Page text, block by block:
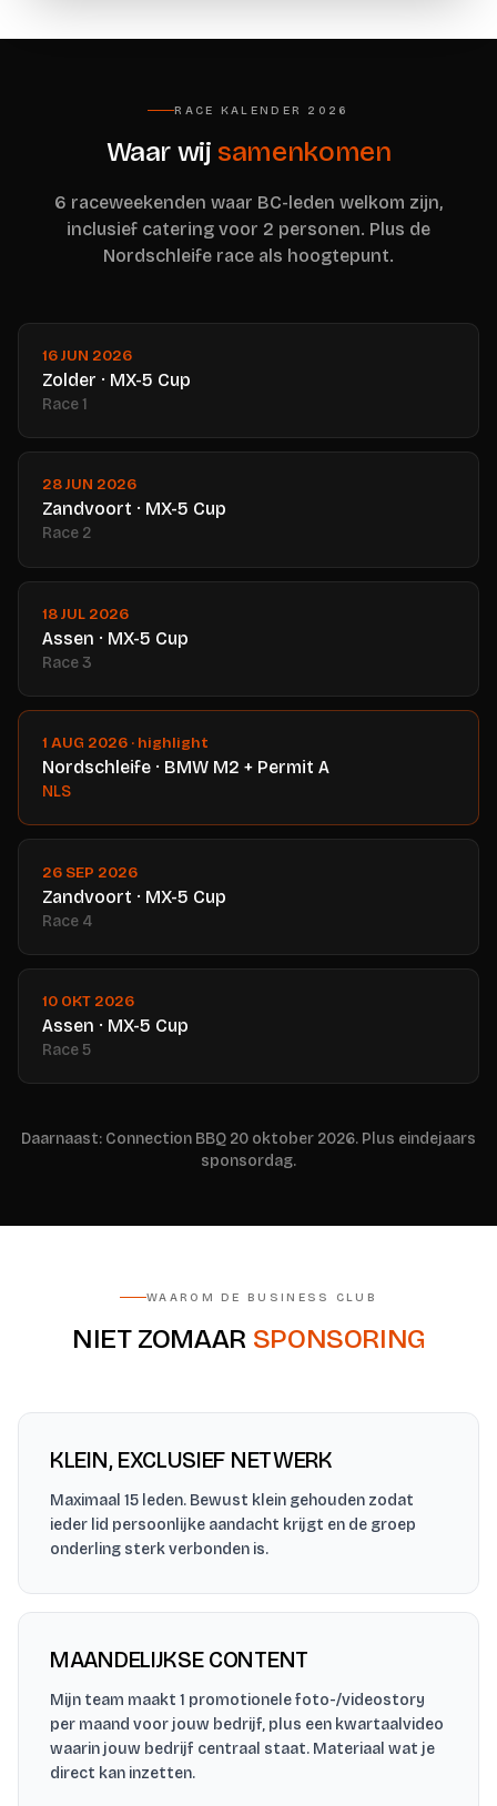
RACE KALENDER 2026
Waar wij samenkomen
6 raceweekenden waar BC-leden welkom zijn,
inclusief catering voor 2 personen. Plus de
Nordschleife race als hoogtepunt.
16 JUN 2026
Zolder · MX-5 Cup
Race 1
28 JUN 2026
Zandvoort · MX-5 Cup
Race 2
18 JUL 2026
Assen · MX-5 Cup
Race 3
1 AUG 2026 · highlight
Nordschleife · BMW M2 + Permit A
NLS
26 SEP 2026
Zandvoort · MX-5 Cup
Race 4
10 OKT 2026
Assen · MX-5 Cup
Race 5
Daarnaast: Connection BBQ 20 oktober 2026. Plus eindejaars
sponsordag.
WAAROM DE BUSINESS CLUB
NIET ZOMAAR SPONSORING
KLEIN, EXCLUSIEF NETWERK
Maximaal 15 leden. Bewust klein gehouden zodat
ieder lid persoonlijke aandacht krijgt en de groep
onderling sterk verbonden is.
MAANDELIJKSE CONTENT
Mijn team maakt 1 promotionele foto-/videostory
per maand voor jouw bedrijf, plus een kwartaalvideo
waarin jouw bedrijf centraal staat. Materiaal wat je
direct kan inzetten.